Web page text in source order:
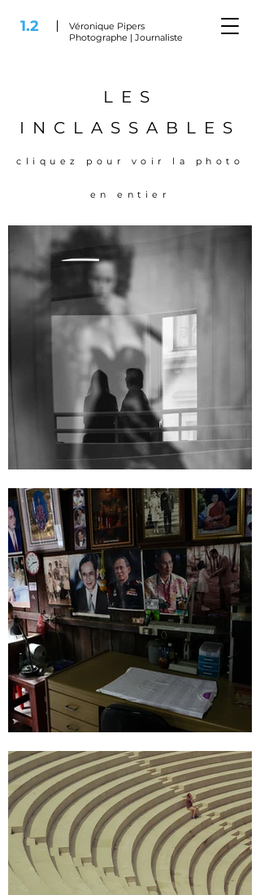
1.2
Véronique Pipers
Photographe | Journaliste
LES
INCLASSABLES
cliquez pour voir la p hoto
en entier